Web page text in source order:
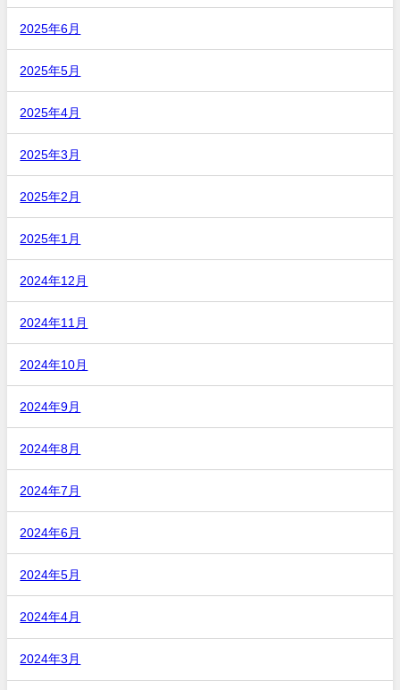
2025年6月
2025年5月
2025年4月
2025年3月
2025年2月
2025年1月
2024年12月
2024年11月
2024年10月
2024年9月
2024年8月
2024年7月
2024年6月
2024年5月
2024年4月
2024年3月